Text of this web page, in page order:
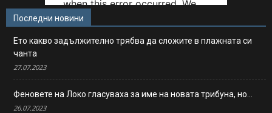
Последни новини
Ето какво задължително трябва да сложите в плажната си
чанта
27.07.2023
Феновете на Локо гласуваха за име на новата трибуна, но…
26.07.2023